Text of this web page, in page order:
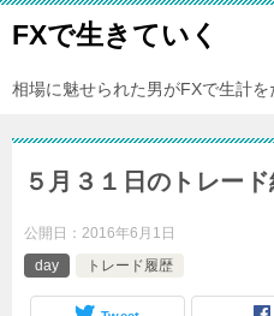
FXで生きていく
相場に魅せられた男がFXで生計を
５月３１日のトレー
公開日： 2016年6月1日
day
トレード履歴